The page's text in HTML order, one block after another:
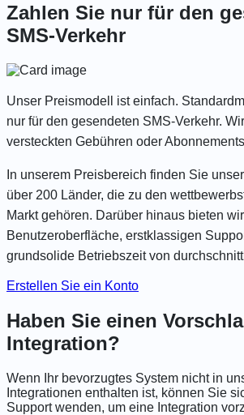
Zahlen Sie nur für den
SMS-Verkehr
Unser Preismodell ist einfach.
nur für den gesendeten SMS-Verkehr.
versteckten Gebühren oder
In unserem Preisbereich finden Sie
über 200 Länder, die zu den
Markt gehören. Darüber hinaus bieten
Benutzeroberfläche, erstklassigen
grundsolide Betriebszeit von
Erstellen Sie ein Konto
Haben Sie einen
Integration?
Wenn Ihr bevorzugtes System nicht in
Integrationen enthalten ist, können Sie
Support wenden, um eine Integration